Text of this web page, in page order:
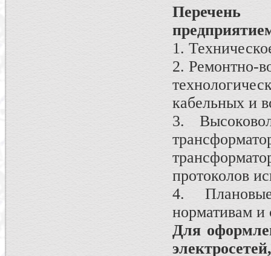
1.
2. Ремонтно-
кабельных и
3.
протоколов
4.
нормативам и
Для